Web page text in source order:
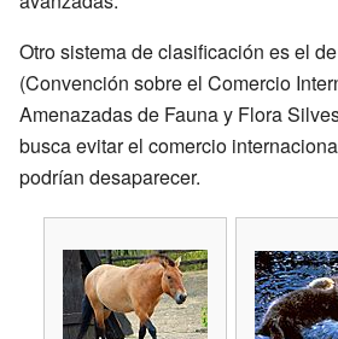
Otro sistema de clasificación es el
(Convención sobre el Comercio
Amenazadas de Fauna y Flora
busca evitar el comercio
podrían desaparecer.